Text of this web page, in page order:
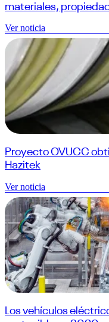
materiales,
Ver noticia
Proyecto OVUCC
Hazitek
Ver noticia
Los vehículos